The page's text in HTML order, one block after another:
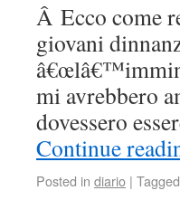
Â Ecco come
giovani
mi avrebbero
dovessero
Continue
Posted in diario | Tagged